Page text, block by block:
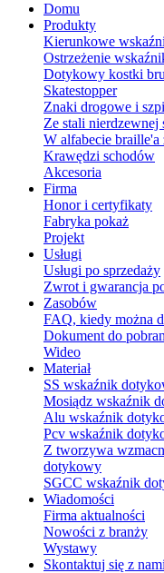
Domu
Produkty
Kierunkowe
Ostrzeżenie
Dotykowy kostki
Skatestopper
Znaki drogowe i
Ze stali nierdzewnej
W alfabecie braille'a
Krawędzi schodów
Akcesoria
Firma
Honor i certyfikaty
Fabryka pokaż
Projekt
Usługi
Usługi po sprzedaży
Zwrot i gwarancja
Zasobów
FAQ, kiedy można
Dokument do
Wideo
Materiał
SS wskaźnik
Mosiądz wskaźnik
Alu wskaźnik
Pcv wskaźnik
Z tworzywa
dotykowy
SGCC wskaźnik
Wiadomości
Firma aktualności
Nowości z branży
Wystawy
Skontaktuj się z nami